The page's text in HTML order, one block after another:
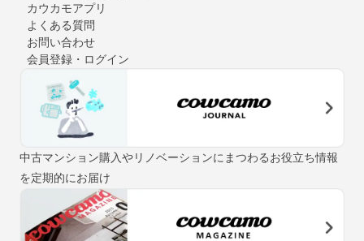
カウカモアプリ
よくある質問
お問い合わせ
会員登録・ログイン
中古マンション購入やリノベーションにまつわるお役立ち情報
を定期的にお届け